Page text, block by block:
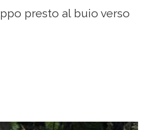
presto al buio verso